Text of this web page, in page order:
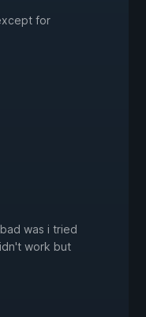
for
was i tried
work but